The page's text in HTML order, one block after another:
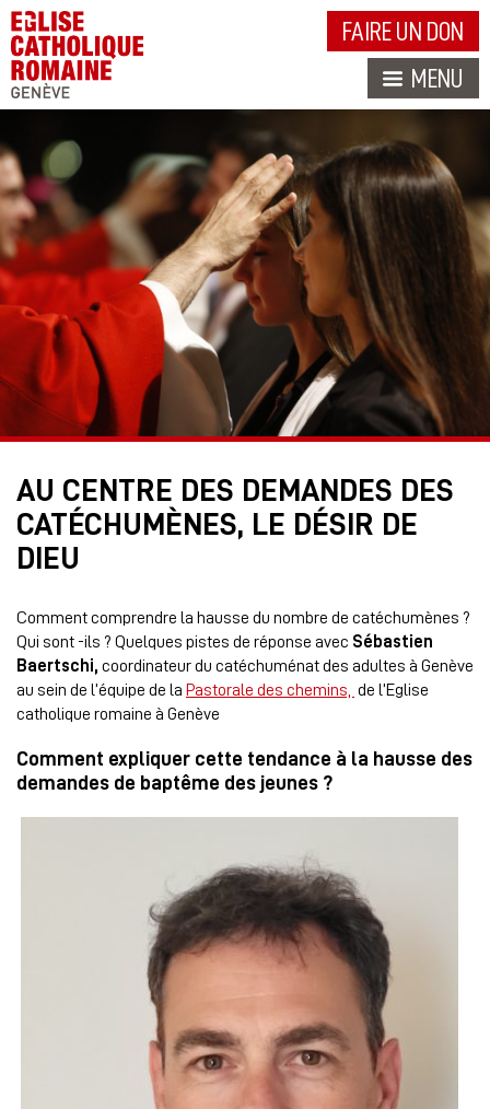
FAIRE UN DON
MENU
AU CENTRE DES DEMANDES DES
CATÉCHUMÈNES, LE DÉSIR DE
DIEU
Comment comprendre la hausse du nombre de catéchumènes ?
Qui sont -ils ? Quelques pistes de réponse avec Sébastien
Baertschi, coordinateur du catéchuménat des adultes à Genève
au sein de l’équipe de la Pastorale des chemins, de l’Eglise
catholique romaine à Genève
Comment expliquer cette tendance à la hausse des
demandes de baptême des jeunes ?